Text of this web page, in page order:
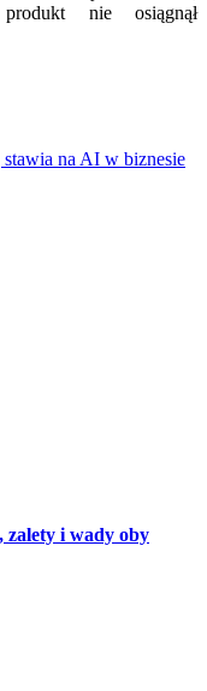
nie osiągnął
na AI w biznesie
zalety i wady oby